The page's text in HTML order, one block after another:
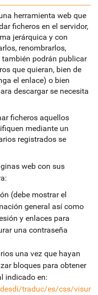
herramienta web que
ficheros en el servidor,
jerárquica y con
renombrarlos,
podrán publicar
que quieran, bien de
el enlace) o bien
descargar se necesita
ficheros aquellos
mediante un
registrados se
web con sus
(debe mostrar el
general así como
y enlaces para
una contraseña
una vez que hayan
bloques para obtener
indicado en:
traduc/es/css/visur